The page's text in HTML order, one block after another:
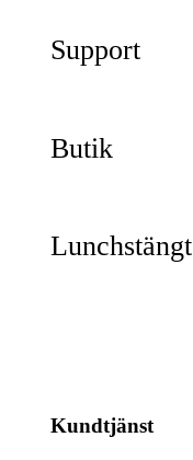
Support
Butik
Lunchstängt
Kundtjänst